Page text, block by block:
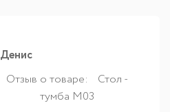
Денис
Отзыв о товаре:
Стол -
тумба М03